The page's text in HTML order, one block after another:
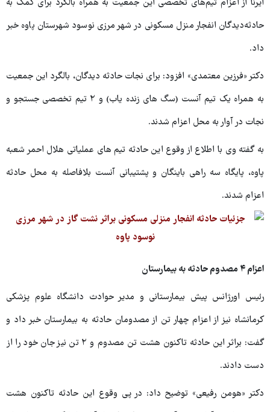
ایرنا از اعزام تیم‌های تخصصی این جمعیت به همراه بالگرد برای کمک به
حادثه‌دیدگان انفجار منزل مسکونی در شهر مرزی نوسود شهرستان پاوه خبر
داد.
دکتر «فرزین معتمدی» افزود: برای نجات حادثه دیدگان، بالگرد این جمعیت
به همراه یک تیم آنست (سگ های زنده یاب) و ۲ تیم تخصصی جستجو و
نجات در آوار به محل اعزام شدند.
به گفته وی با اطلاع از وقوع این حادثه تیم های عملیاتی هلال احمر شعبه
پاوه، پایگاه سه راهی باینگان و پشتیبانی آنست بلافاصله به محل حادثه
اعزام شدند.
اعزام ۴ مصدوم حادثه به بیمارستان
رئیس اورژانس پیش بیمارستانی و مدیر حوادث دانشگاه علوم پزشکی
کرمانشاه نیز از اعزام چهار تن از مصدومان حادثه به بیمارستان خبر داد و
گفت: براثر این حادثه تاکنون هشت تن مصدوم و ۲ تن نیز جان خود را از
دست دادند.
دکتر «هومن رفیعی» توضیح داد: در پی وقوع این حادثه تاکنون هشت